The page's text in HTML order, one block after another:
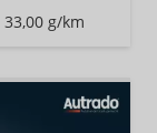
33,00 g/km